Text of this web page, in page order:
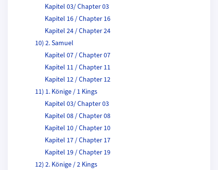
Kapitel 03/ Chapter 03
Kapitel 16 / Chapter 16
Kapitel 24 / Chapter 24
10) 2. Samuel
Kapitel 07 / Chapter 07
Kapitel 11 / Chapter 11
Kapitel 12 / Chapter 12
11) 1. Könige / 1 Kings
Kapitel 03/ Chapter 03
Kapitel 08 / Chapter 08
Kapitel 10 / Chapter 10
Kapitel 17 / Chapter 17
Kapitel 19 / Chapter 19
12) 2. Könige / 2 Kings